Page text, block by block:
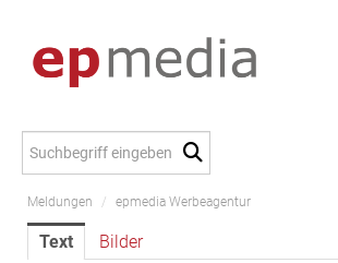
Meldungen
Alexander Peer
Meldungen / epmedia Werbeagentur
Text Bilder